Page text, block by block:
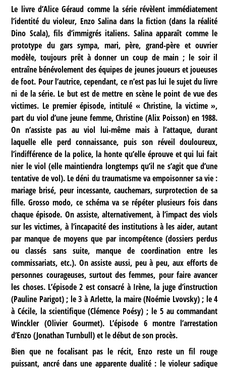
Le livre d’Alice Géraud comme la série révèlent immédiatement
l’identité du violeur, Enzo Salina dans la fiction (dans la réalité
Dino Scala), fils d’immigrés italiens. Salina apparaît comme le
prototype du gars sympa, mari, père, grand-père et ouvrier
modèle, toujours prêt à donner un coup de main ; le soir il
entraîne bénévolement des équipes de jeunes joueurs et joueuses
de foot. Pour l’autrice, cependant, ce n’est pas lui le sujet du livre
ni de la série. Le but est de mettre en scène le point de vue des
victimes. Le premier épisode, intitulé « Christine, la victime »,
part du viol d’une jeune femme, Christine (Alix Poisson) en 1988.
On n’assiste pas au viol lui-même mais à l’attaque, durant
laquelle elle perd connaissance, puis son réveil douloureux,
l’indifférence de la police, la honte qu’elle éprouve et qui lui fait
nier le viol (elle maintiendra longtemps qu’il ne s’agit que d’une
tentative de vol). Le déni du traumatisme va empoisonner sa vie :
mariage brisé, peur incessante, cauchemars, surprotection de sa
fille. Grosso modo, ce schéma va se répéter plusieurs fois dans
chaque épisode. On assiste, alternativement, à l’impact des viols
sur les victimes, à l’incapacité des institutions à les aider, autant
par manque de moyens que par incompétence (dossiers perdus
ou classés sans suite, manque de coordination entre les
commissariats, etc.). On assiste aussi, peu à peu, aux efforts de
personnes courageuses, surtout des femmes, pour faire avancer
les choses. L’épisode 2 est consacré à Irène, la juge d’instruction
(Pauline Parigot) ; le 3 à Arlette, la maire (Noémie Lvovsky) ; le 4
à Cécile, la scientifique (Clémence Poésy) ; le 5 au commandant
Winckler (Olivier Gourmet). L’épisode 6 montre l’arrestation
d’Enzo (Jonathan Turnbull) et le début de son procès.
Bien que ne focalisant pas le récit, Enzo reste un fil rouge
puissant, ancré dans une apparente dualité : le violeur sadique